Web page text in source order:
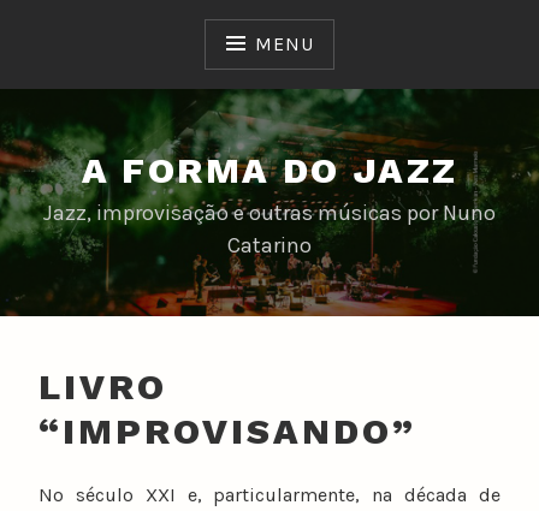
MENU
A FORMA DO JAZZ
Jazz, improvisação e outras músicas por Nuno
Catarino
LIVRO
“IMPROVISANDO”
No século XXI e, particularmente, na década de